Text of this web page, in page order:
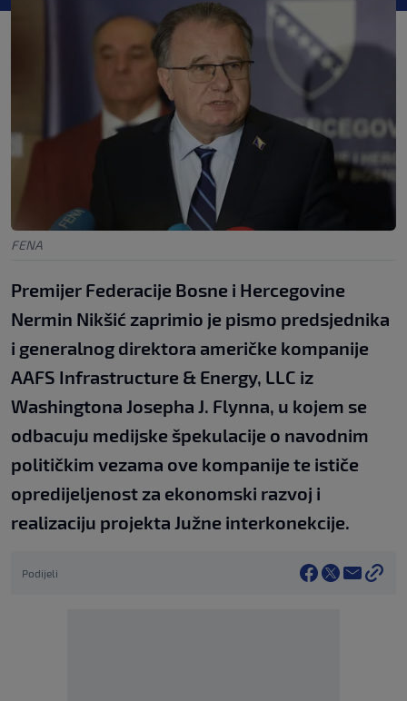
FENA
Premijer Federacije Bosne i Hercegovine
Nermin Nikšić zaprimio je pismo predsjednika
i generalnog direktora američke kompanije
AAFS Infrastructure & Energy, LLC iz
Washingtona Josepha J. Flynna, u kojem se
odbacuju medijske špekulacije o navodnim
političkim vezama ove kompanije te ističe
opredijeljenost za ekonomski razvoj i
realizaciju projekta Južne interkonekcije.
Podijeli